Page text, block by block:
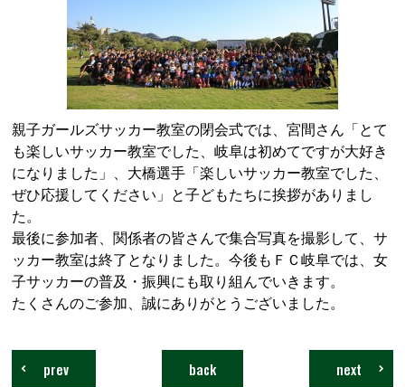
親子ガールズサッカー教室の閉会式では、宮間さん「とて
も楽しいサッカー教室でした、岐阜は初めてですが大好き
になりました」、大橋選手「楽しいサッカー教室でした、
ぜひ応援してください」と子どもたちに挨拶がありまし
た。
最後に参加者、関係者の皆さんで集合写真を撮影して、サ
ッカー教室は終了となりました。今後もＦＣ岐阜では、女
子サッカーの普及・振興にも取り組んでいきます。
たくさんのご参加、誠にありがとうございました。
next
back
prev